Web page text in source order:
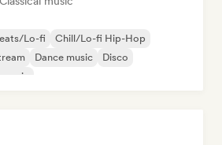
Lo-fi
Chill/Lo-fi Hip-Hop
Dance music
Disco